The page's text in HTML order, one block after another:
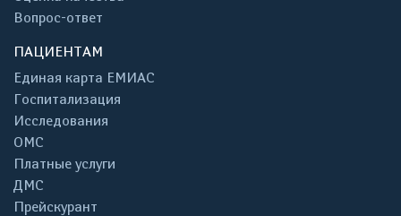
Вопрос-ответ
ПАЦИЕНТАМ
Единая карта ЕМИАС
Госпитализация
Исследования
ОМС
Платные услуги
ДМС
Прейскурант